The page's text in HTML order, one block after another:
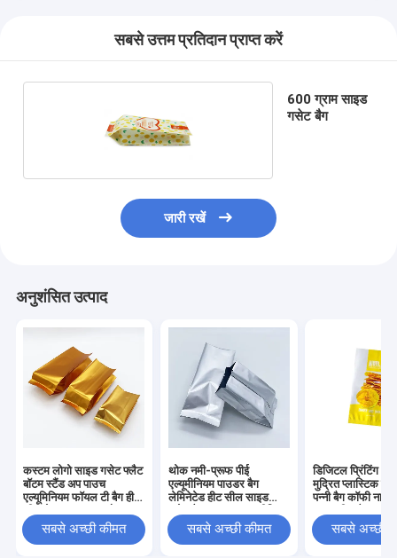
सबसे उत्तम प्रतिदान प्राप्त करें
600 ग्राम साइड
गसेट बैग
जारी रखें
अनुशंसित उत्पाद
कस्टम लोगो साइड गसेट फ्लैट
बॉटम स्टैंड अप पाउच
एल्यूमिनियम फॉयल टी बैग हीट
प्लास्टिक खाद्य पैकेजिंग
सबसे अच्छी कीमत
थोक नमी-प्रूफ पीई
एल्यूमीनियम पाउडर बैग
लेमिनेटेड हीट सील साइड
फॉयल फॉर स्टोरेज
सबसे अच्छी कीमत
डिजिटल प्रिंटिंग
मुद्रित प्लास्टिक
पन्नी बैग कॉफी
सील बैगसबसे अच्छी